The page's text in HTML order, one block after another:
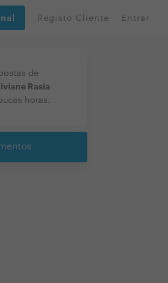
Registo Cliente Entrar
de
Rasia
horas.